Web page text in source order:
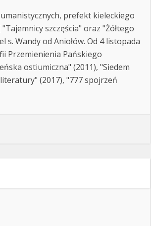
prefekt kieleckiego
szczęścia" oraz "Żółtego
s. Wandy od Aniołów. Od 4 listopada
Przemienienia Pańskiego
ostiumiczna" (2011), "Siedem
(2017), "777 spojrzeń